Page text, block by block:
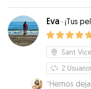
Eva · ¡Tus
Sant
2
“Hemos